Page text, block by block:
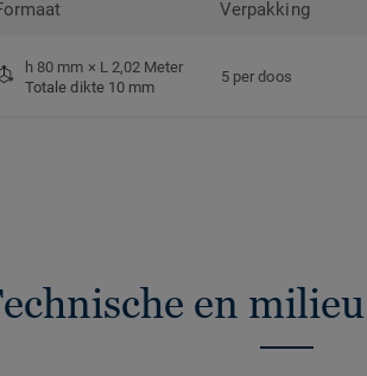
Verpakking
h 80 mm × L 2,02 Meter
Totale dikte 10 mm
5 per doos
en